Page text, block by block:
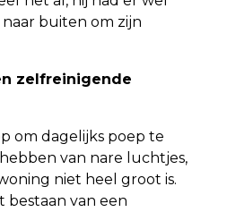
buiten om zijn
zelfreinigende
om dagelijks poep te
van nare luchtjes,
niet heel groot is.
bestaan van een